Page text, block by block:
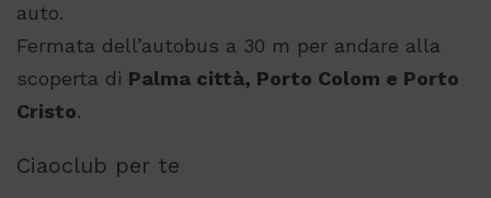
auto.
Fermata dell’autobus a 30 m per andare alla
scoperta di Palma città, Porto Colom e Porto
Cristo.
Ciaoclub per te